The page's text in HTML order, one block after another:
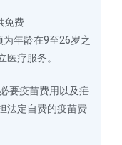
免费
年龄在9至26岁之
医疗服务。
要疫苗费用以及疟
法定自费的疫苗费